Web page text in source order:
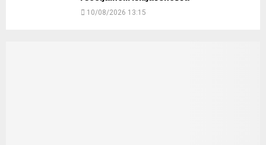
10/08/2026 13:15